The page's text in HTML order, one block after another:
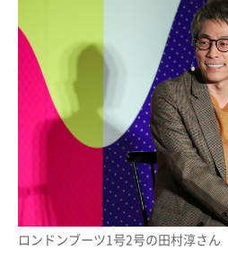
ロンドンブーツ1号2号の田村淳さん